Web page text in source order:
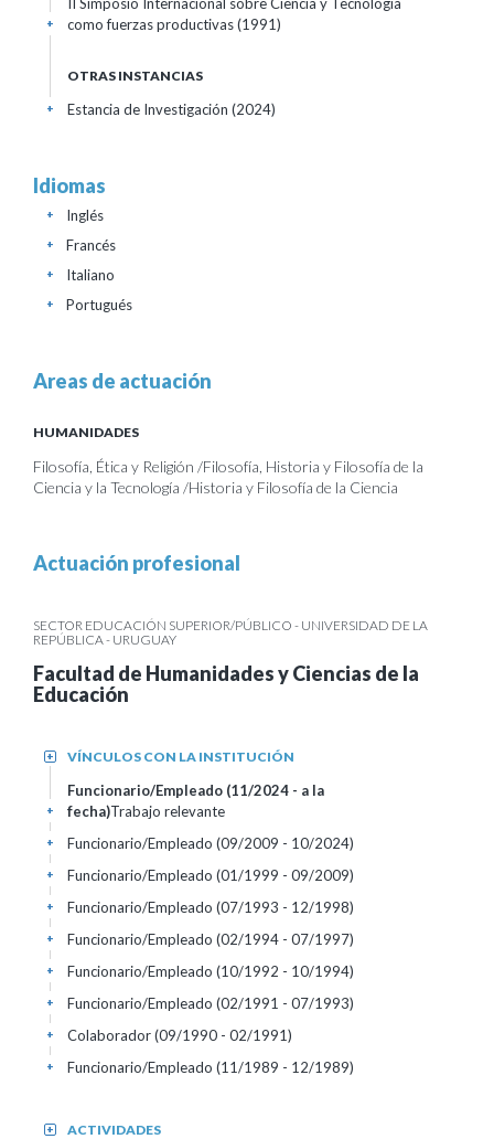
como fuerzas productivas(1991)
+
OTRAS INSTANCIAS
Estancia de Investigación (2024)
+
Idiomas
Inglés
+
Francés
+
Italiano
+
Portugués
+
Areas de actuación
HUMANIDADES
Filosofía, Ética y Religión /Filosofía, Historia y Filosofía de la
Ciencia y la Tecnología /Historia y Filosofía de la Ciencia
Actuación profesional
SECTOR EDUCACIÓN SUPERIOR/PÚBLICO - UNIVERSIDAD DE LA
REPÚBLICA - URUGUAY
Facultad de Humanidades y Ciencias de la
Educación
VÍNCULOS CON LA INSTITUCIÓN
+
Funcionario/Empleado (11/2024 - a la
fecha)Trabajo relevante
+
Funcionario/Empleado (09/2009 - 10/2024)
+
Funcionario/Empleado (01/1999 - 09/2009)
+
Funcionario/Empleado (07/1993 - 12/1998)
+
Funcionario/Empleado (02/1994 - 07/1997)
+
Funcionario/Empleado (10/1992 - 10/1994)
+
Funcionario/Empleado (02/1991 - 07/1993)
+
Colaborador (09/1990 - 02/1991)
+
Funcionario/Empleado (11/1989 - 12/1989)
+
ACTIVIDADES
+